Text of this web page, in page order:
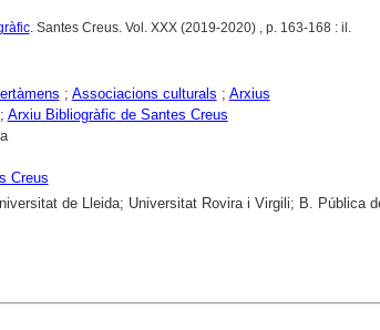
. Santes Creus. Vol. XXX (2019-2020) , p. 163-168 : il.
; Associacions culturals ; Arxius
; Arxiu Bibliogràfic de Santes Creus
Creus
de Lleida; Universitat Rovira i Virgili; B. Pública